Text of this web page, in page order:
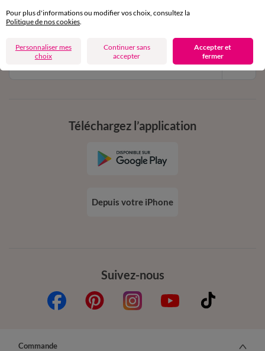
Suivez-nous
Téléchargez l’application
Depuis votre iPhone
Commande
Pour plus d'informations ou modifier vos choix, consultez la
Politique de nos cookies.
Personnaliser mes
choix
Continuer sans
accepter
Accepter et
fermer